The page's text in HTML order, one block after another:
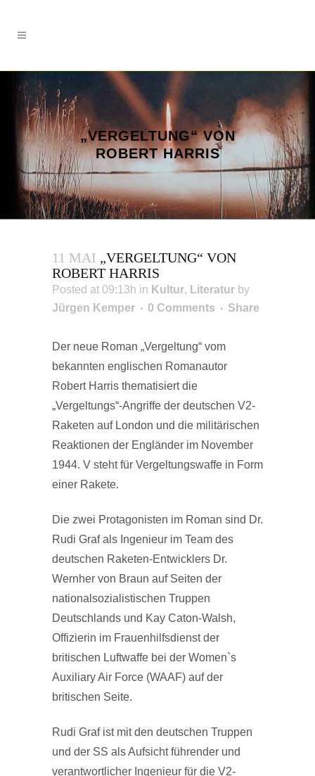
„VERGELTUNG“ VON
ROBERT HARRIS
11 MAI „VERGELTUNG“ VON
ROBERT HARRIS
Posted at 09:13h in Kultur, Literatur by
Jürgen Kemper
0 Comments Share
Der neue Roman „Vergeltung“ vom
bekannten englischen Romanautor
Robert Harris thematisiert die
„Vergeltungs“-Angriffe der deutschen V2-
Raketen auf London und die militärischen
Reaktionen der Engländer im November
1944. V steht für Vergeltungswaffe in Form
einer Rakete.
Die zwei Protagonisten im Roman sind Dr.
Rudi Graf als Ingenieur im Team des
deutschen Raketen-Entwicklers Dr.
Wernher von Braun auf Seiten der
nationalsozialistischen Truppen
Deutschlands und Kay Caton-Walsh,
Offizierin im Frauenhilfsdienst der
britischen Luftwaffe bei der Women`s
Auxiliary Air Force (WAAF) auf der
britischen Seite.
Rudi Graf ist mit den deutschen Truppen
und der SS als Aufsicht führender und
verantwortlicher Ingenieur für die V2-